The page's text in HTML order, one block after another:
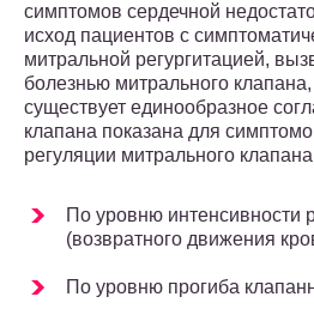
симптомов сердечной
исход пациентов с
митральной регургитацией,
болезнью митрального клапана,
существует единообразное
клапана показана для
регуляции митрального
По уровню интенсивности
(возвратного движения
По уровню прогиба